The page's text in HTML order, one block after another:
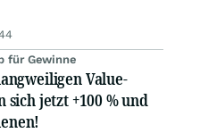
für Gewinne
Value-
sich jetzt +100 % und